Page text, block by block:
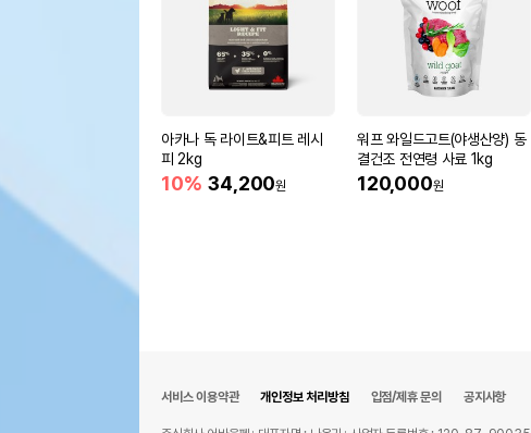
아카나 독 라이트&피트 레시
피 2kg
10% 34,200원
워프 와일드고트(야생산양) 동
결건조 전연령 사료 1kg
120,000원
서비스 이용약관 개인정보 처리방침 입점/제휴 문의 공지사항